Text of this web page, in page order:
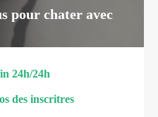
pour chater avec
24h/24h
des inscritres